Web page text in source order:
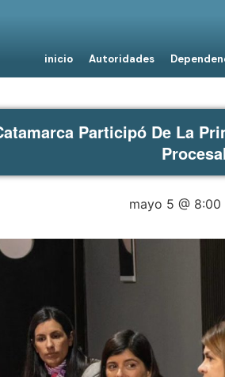
inicio Autoridades
Participó De La
mayo 5 @ 8:00